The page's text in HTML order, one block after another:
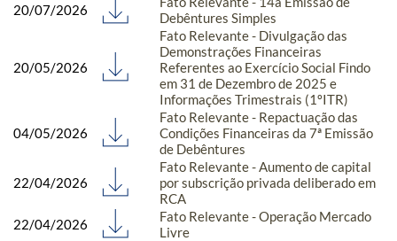
20/07/2026
Debêntures Simples
20/05/2026
Fato Relevante - Divulgação das
Demonstrações Financeiras
Referentes ao Exercício Social Findo
em 31 de Dezembro de 2025 e
Informações Trimestrais (1ºITR)
04/05/2026
Fato Relevante - Repactuação das
Condições Financeiras da 7ª Emissão
de Debêntures
22/04/2026
Fato Relevante - Aumento de capital
por subscrição privada deliberado em
RCA
22/04/2026
Fato Relevante - Operação Mercado
Livre